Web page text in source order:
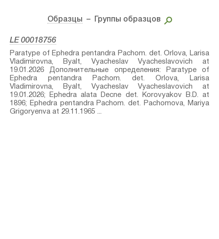
Образцы – Группы образцов
LE 00018756
Paratype of Ephedra pentandra Pachom.⁣ det. Orlova, Larisa
Vladimirovna, Byalt, Vyacheslav Vyacheslavovich at
19.01.2026 Дополнительные определения: Paratype of
Ephedra pentandra Pachom.⁣ det. Orlova, Larisa
Vladimirovna, Byalt, Vyacheslav Vyacheslavovich at
19.01.2026; Ephedra alata Decne⁣ det. Korovyakov B.D. at
1896; Ephedra pentandra Pachom.⁣ det. Pachomova, Mariya
Grigoryenva at 29.11.1965 ...